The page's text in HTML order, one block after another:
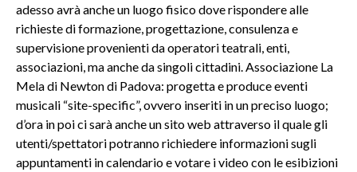
adesso avrà anche un luogo fisico dove rispondere alle
richieste di formazione, progettazione, consulenza e
supervisione provenienti da operatori teatrali, enti,
associazioni, ma anche da singoli cittadini. Associazione La
Mela di Newton di Padova: progetta e produce eventi
musicali “site-specific”, ovvero inseriti in un preciso luogo;
d’ora in poi ci sarà anche un sito web attraverso il quale gli
utenti/spettatori potranno richiedere informazioni sugli
appuntamenti in calendario e votare i video con le esibizioni